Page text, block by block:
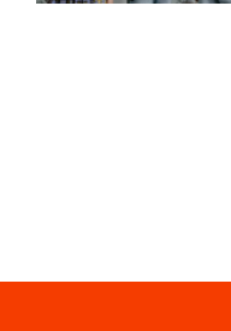
masterpieces